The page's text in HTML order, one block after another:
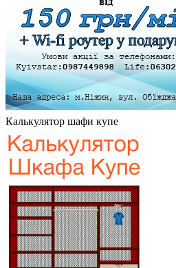
Калькулятор шафи купе